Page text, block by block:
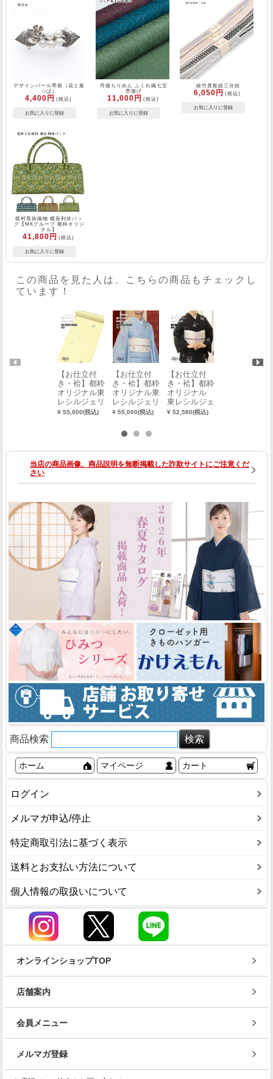
デザインパール帯留（花と葉
っぱ）
4,400円 (税込)
丹後ちりめん ふくれ織七宝
帯揚げ
11,000円 (税込)
綾竹貴船組三分紐
6,050円 (税込)
龍村美術織物 横長利休バッ
グ【MKグループ 都粋オリジ
ナル】
41,800円 (税込)
この商品を見た人は、こちらの商品もチェックし
ています！
【お仕立付
き・袷】都粋
オリジナル東
レシルジェリ
ーおめかし小
¥ 55,000(税込)
【お仕立付
き・袷】都粋
オリジナル東
レシルジェリ
ーおめかし小
せ：淡群青）
（手縫い）
¥ 55,000(税込)
【お仕立付
き・袷】都粋
オリジナル
東レシルジェ
リー おめか
¥ 52,580(税込)
当店の商品画像、商品説明を無断掲載した詐欺サイトにご注意くだ
さい
商品検索
ホーム マイページ カート
ログイン
メルマガ申込/停止
特定商取引法に基づく表示
送料とお支払い方法について
個人情報の取扱いについて
オンラインショップTOP
店舗案内
会員メニュー
メルマガ登録